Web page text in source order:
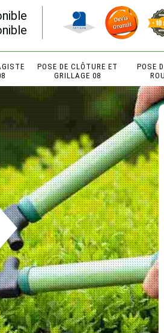
POSE DE CLÔTURE ET
GRILLAGE 08
POSE